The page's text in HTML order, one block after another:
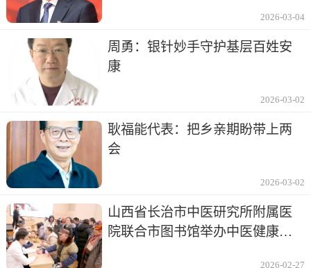
2026-03-04
周勇：银针妙手守护基层百姓安
康
2026-03-02
耿福能代表：把乡亲期盼带上两
会
2026-03-02
山西省长治市中医研究所附属医
院联合市图书馆举办中医健康讲
2026-02-27